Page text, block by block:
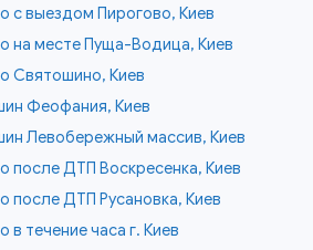
с выездом Пирогово, Киев
на месте Пуща-Водица, Киев
Святошино, Киев
Феофания, Киев
Левобережный массив, Киев
после ДТП Воскресенка, Киев
после ДТП Русановка, Киев
в течение часа г. Киев